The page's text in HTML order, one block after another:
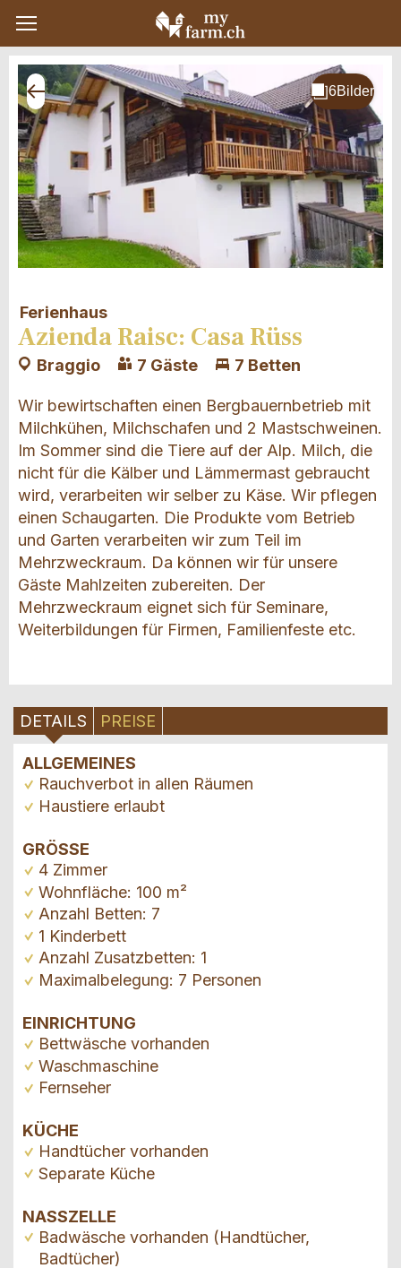
Ferienhaus
Azienda Raisc: Casa Rüss
Braggio 7 Gäste 7 Betten
Wir bewirtschaften einen Bergbauernbetrieb mit
Milchkühen, Milchschafen und 2 Mastschweinen.
Im Sommer sind die Tiere auf der Alp. Milch, die
nicht für die Kälber und Lämmermast gebraucht
wird, verarbeiten wir selber zu Käse. Wir pflegen
einen Schaugarten. Die Produkte vom Betrieb
und Garten verarbeiten wir zum Teil im
Mehrzweckraum. Da können wir für unsere
Gäste Mahlzeiten zubereiten. Der
Mehrzweckraum eignet sich für Seminare,
Weiterbildungen für Firmen, Familienfeste etc.
DETAILS PREISE
ALLGEMEINES
Rauchverbot in allen Räumen
Haustiere erlaubt
GRÖSSE
4 Zimmer
Wohnfläche: 100 m²
Anzahl Betten: 7
1 Kinderbett
Anzahl Zusatzbetten: 1
Maximalbelegung: 7 Personen
EINRICHTUNG
Bettwäsche vorhanden
Waschmaschine
Fernseher
KÜCHE
Handtücher vorhanden
Separate Küche
NASSZELLE
Badwäsche vorhanden (Handtücher,
Badtücher)